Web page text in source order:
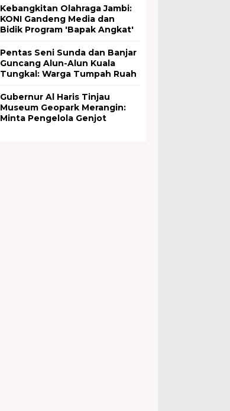
Pesantren
Kebangkitan Olahraga Jambi:
KONI Gandeng Media dan
Bidik Program 'Bapak Angkat'
Pentas Seni Sunda dan Banjar
Guncang Alun-Alun Kuala
Tungkal: Warga Tumpah Ruah
Gubernur Al Haris Tinjau
Museum Geopark Merangin:
Minta Pengelola Genjot